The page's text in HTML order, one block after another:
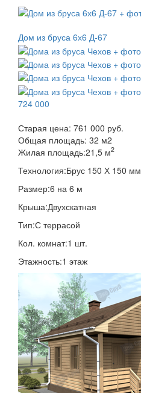
Дом из бруса 6х6 Д-67
724 000
Старая цена: 761 000 руб.
Общая площадь: 32 м2
Жилая площадь:21,5 м2
Технология:Брус 150 Х 150 мм
Размер:6 на 6 м
Крыша:Двухскатная
Тип:С террасой
Кол. комнат:1 шт.
Этажность:1 этаж